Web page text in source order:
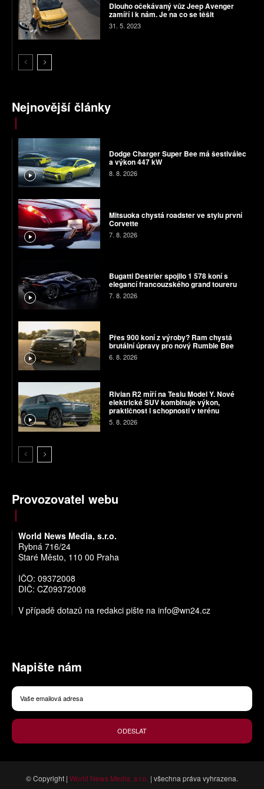
Dlouho očekávaný vůz Jeep Avenger
zamíří i k nám. Je na co se těšit
31. 5. 2023
Nejnovější články
Dodge Charger Super Bee má šestiválec
a výkon 447 kW
8. 8. 2026
Mitsuoka chystá roadster ve stylu první
Corvette
7. 8. 2026
Bugatti Destrier spojilo 1 578 koní s
elegancí francouzského grand toureru
7. 8. 2026
Přes 900 koní z výroby? Ram chystá
brutální úpravy pro nový Rumble Bee
6. 8. 2026
Rivian R2 míří na Teslu Model Y. Nové
elektrické SUV kombinuje výkon,
praktičnost i schopnosti v terénu
5. 8. 2026
Provozovatel webu
World News Media, s.r.o.
Rybná 716/24
Staré Město, 110 00 Praha
IČO: 09372008
DIČ: CZ09372008
V případě dotazů na redakci pište na info@wn24.cz
Napište nám
ODESLAT
© Copyright | World News Media, s.r.o. | všechna práva vyhrazena.